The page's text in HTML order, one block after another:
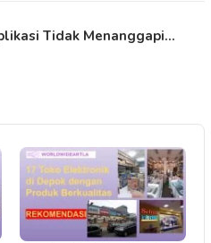
Tidak Menanggapi…